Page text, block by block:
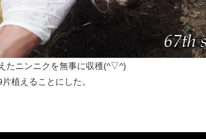
たニンニクを無事に収穫(^▽^)
植えることにした。